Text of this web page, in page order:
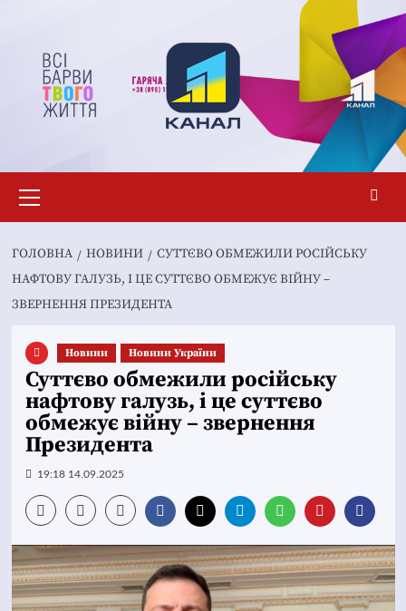
вмісту
меню
ГОЛОВНА НОВИНИ
СУТТЄВО ОБМЕЖИЛИ РОСІЙСЬКУ
НАФТОВУ ГАЛУЗЬ, І ЦЕ СУТТЄВО ОБМЕЖУЄ ВІЙНУ –
ЗВЕРНЕННЯ ПРЕЗИДЕНТА
Новини Новини України
Суттєво обмежили російську
нафтову галузь, і це суттєво
обмежує війну – звернення
Президента
19:18 14.09.2025